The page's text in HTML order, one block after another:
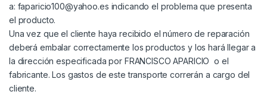
a: faparicio100@yahoo.es indicando el problema que presenta
el producto.
Una vez que el cliente haya recibido el número de reparación
deberá embalar correctamente los productos y los hará llegar a
la dirección especificada por FRANCISCO APARICIO o el
fabricante. Los gastos de este transporte correrán a cargo del
cliente.